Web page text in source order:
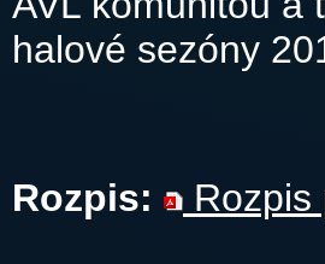
halové sezóny
Rozpis: